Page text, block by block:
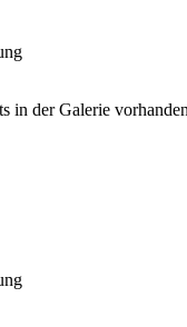
in der Galerie